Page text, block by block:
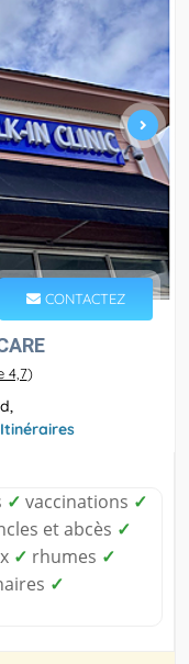
CONTACTEZ
4,7)
✓ vaccinations ✓
et abcès ✓
✓ rhumes ✓
✓